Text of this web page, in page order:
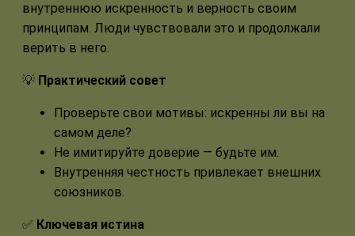
внутреннюю искренность и верность своим
принципам. Люди чувствовали это и продолжали
верить в него.
💡 Практический совет
Проверьте свои мотивы: искренны ли вы на
самом деле?
Не имитируйте доверие — будьте им.
Внутренняя честность привлекает внешних
союзников.
✅ Ключевая истина